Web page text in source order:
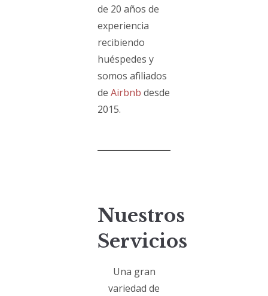
de 20 años de
experiencia
recibiendo
huéspedes y
somos afiliados
de Airbnb desde
2015.
Nuestros
Servicios
Una gran
variedad de